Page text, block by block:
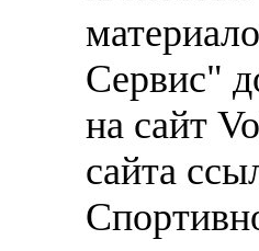
Сервис"
на сайт
сайта